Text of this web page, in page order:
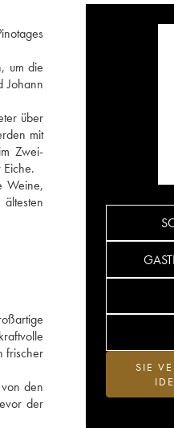
um die
Johann
über
mit
Zwei-
Weine,
frischer
den
der
SIE